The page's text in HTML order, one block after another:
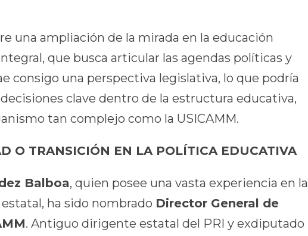
una ampliación de la mirada en la educación
que busca articular las agendas políticas y
consigo una perspectiva legislativa, lo que podría
clave dentro de la estructura educativa,
tan complejo como la USICAMM.
O TRANSICIÓN EN LA POLÍTICA EDUCATIVA
Balboa, quien posee una vasta experiencia en la
ha sido nombrado Director General de
. Antiguo dirigente estatal del PRI y exdiputado